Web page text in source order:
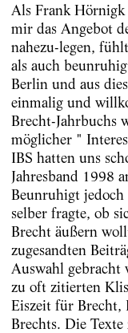
Als Frank
mir das Angebot
nahezu-legen,
als auch
Berlin und aus
einmalig und
Brecht-Jahrbuchs
möglicher "
IBS hatten uns
Jahresband 1998
Beunruhigt jedoch
selber fragte, ob
Brecht äußern
zugesandten
Auswahl gebracht
zu oft zitierten
Eiszeit für Brecht,
Brechts. Die